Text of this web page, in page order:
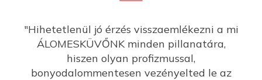
"Hihetetlenül jó érzés visszaemlékezni a mi
ÁLOMESKÜVŐNK minden pillanatára,
hiszen olyan profizmussal,
bonyodalommentesen vezényelted le az